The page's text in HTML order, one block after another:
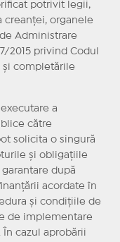
potrivit legii,
creanței, organele
Administrare
2015 privind Codul
și completările
a
către
solicita o singură
și obligațiile
după
acordate în
și condițiile de
de implementare
cazul aprobării